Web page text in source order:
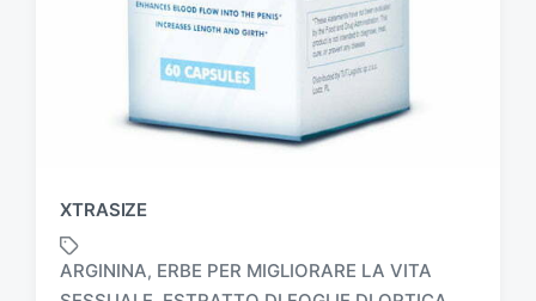
XTRASIZE
ARGININA, ERBE PER MIGLIORARE LA VITA